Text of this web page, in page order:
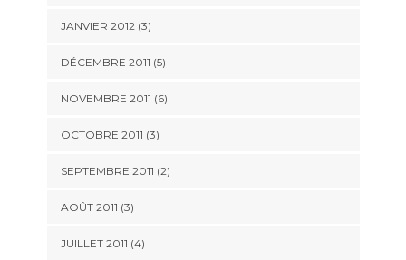
JANVIER 2012(3)
DÉCEMBRE 2011 (5)
NOVEMBRE 2011 (6)
OCTOBRE 2011 (3)
SEPTEMBRE 2011 (2)
AOÛT 2011 (3)
JUILLET 2011 (4)